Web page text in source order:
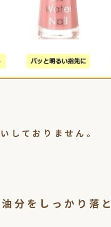
しておりません。
分をしっかり落